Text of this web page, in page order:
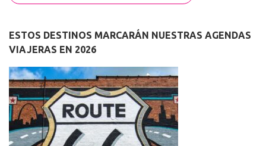
ESTOS DESTINOS MARCARÁN NUESTRAS AGENDAS
VIAJERAS EN 2026